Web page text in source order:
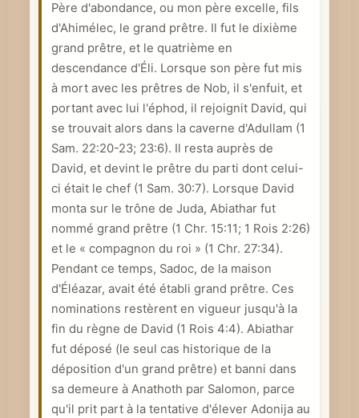
e
p
t
b
i
b
l
q
u
e
Père d'abondance, ou mon père excelle, fils
d'Ahimélec, le grand prêtre. Il fut le dixième
grand prêtre, et le quatrième en
descendance d'Éli. Lorsque son père fut mis
à mort avec les prêtres de Nob, il s'enfuit, et
portant avec lui l'éphod, il rejoignit David, qui
se trouvait alors dans la caverne d'Adullam (1
Sam. 22:20-23; 23:6). Il resta auprès de
David, et devint le prêtre du parti dont celui-
ci était le chef (1 Sam. 30:7). Lorsque David
monta sur le trône de Juda, Abiathar fut
nommé grand prêtre (1 Chr. 15:11; 1 Rois 2:26)
et le « compagnon du roi » (1 Chr. 27:34).
Pendant ce temps, Sadoc, de la maison
d'Éléazar, avait été établi grand prêtre. Ces
nominations restèrent en vigueur jusqu'à la
fin du règne de David (1 Rois 4:4). Abiathar
fut déposé (le seul cas historique de la
déposition d'un grand prêtre) et banni dans
sa demeure à Anathoth par Salomon, parce
qu'il prit part à la tentative d'élever Adonija au